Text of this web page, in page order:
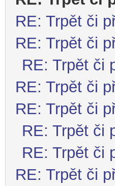
RE: Trpět či
RE: Trpět či
RE: Trpět či
RE: Trpět či
RE: Trpět či
RE: Trpět či
RE: Trpět či
RE: Trpět či